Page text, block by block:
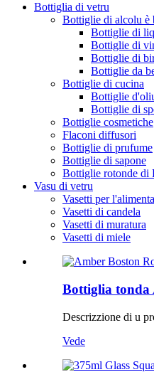
Bottiglia di vetru
Bottiglie di alcolu è
Bottiglie di
Bottiglie di
Bottiglie di
Bottiglie da
Bottiglie di cucina
Bottiglie
Bottiglie di
Bottiglie cosmetiche
Flaconi diffusori
Bottiglie di prufume
Bottiglie di sapone
Bottiglie rotonde di
Vasu di vetru
Vasetti per
Vasetti di candela
Vasetti di muratura
Vasetti di miele
Bottiglia tonda
Descrizzione di u
Vede